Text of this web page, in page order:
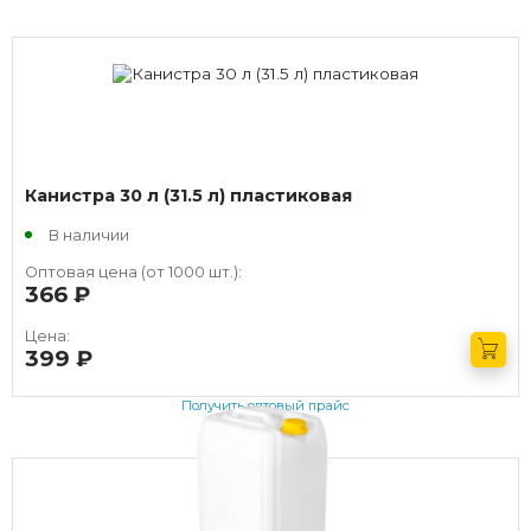
Канистра 30 л (31.5 л) пластиковая
В наличии
Оптовая цена (от 1000 шт.):
366
Цена:
399
Получить оптовый прайс